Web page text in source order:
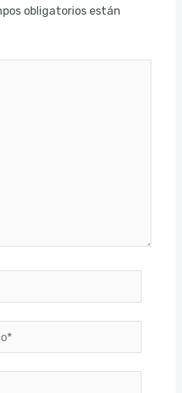
obligatorios están